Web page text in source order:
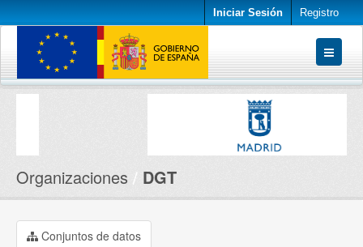
Iniciar Sesión Registro
Conjuntos de datos
Organizaciones DGT
Conjuntos de datos